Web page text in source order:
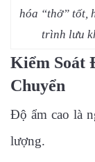
hóa “thở” tốt,
trình lưu
Kiểm Soát
Chuyển
Độ ẩm cao là
lượng.